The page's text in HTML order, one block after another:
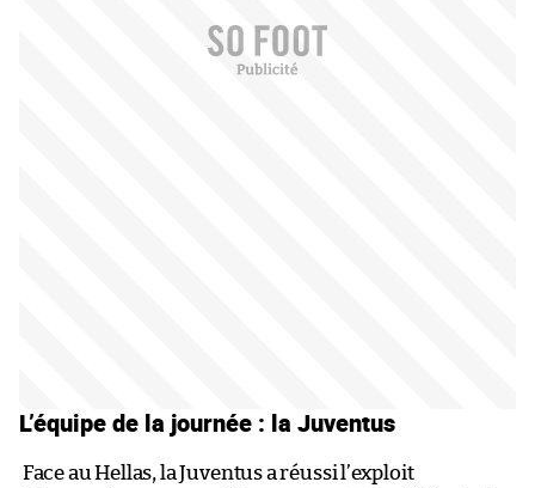
L’équipe de la journée : la Juventus
Face au Hellas, la Juventus a réussi l’exploit